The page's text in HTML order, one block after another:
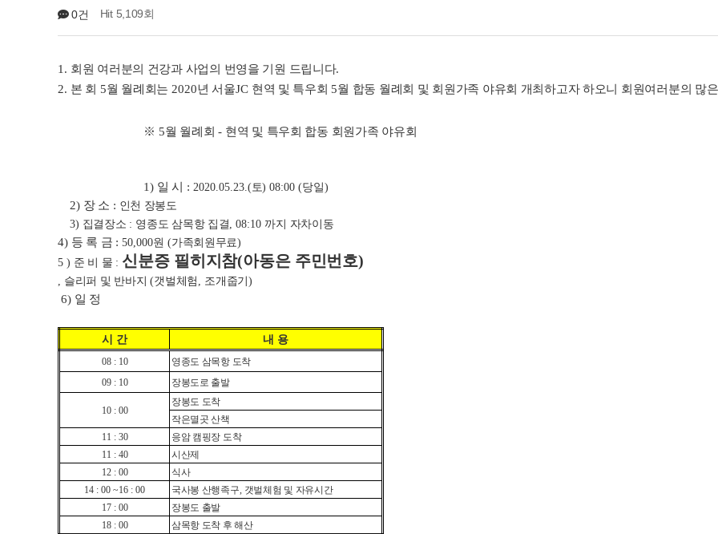
0건 Hit 5,109회
1. 회원 여러분의 건강과 사업의 번영을 기원 드립니다.
2. 본 회 5월 월례회는 2020년 서울JC 현역 및 특우회 5월 합동 월례회 및 회원가족 야유회 개최하고자 하오니 회원여러분의 많
※ 5월 월례회 - 현역 및 특우회 합동 회원가족 야유회
1) 일 시 : 2020.05.23.(토) 08:00 (당일)
2) 장 소 : 인천 장봉도
3) 집결장소 : 영종도 삼목항 집결, 08:10 까지 자차이동
4) 등 록 금 :50,000원 (가족회원무료)
5 ) 준 비 물 : 신분증 필히지참(아동은 주민번호)
, 슬리퍼 및 반바지(갯벌체험 , 조개줍기)
6) 일 정
시 간 내 용
08 : 10
영종도 삼목항 도착
09 : 10
장봉도로 출발
10 : 00
장봉도 도착
작은멸곳 산책
11 : 30
응암 캠핑장 도착
11 : 40
시산제
12 : 00
식사
14 : 00 ~16 : 00
국사봉 산행족구, 갯벌체험 및 자유시간
17 : 00
장봉도 출발
18 : 00
삼목항 도착 후 해산